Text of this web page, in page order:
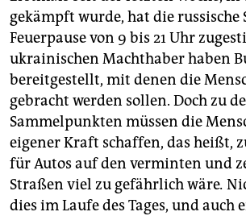
gekämpft wurde, hat die russische
Feuer­pause von 9 bis 21 Uhr
ukrai­nischen Machthaber haben
bereitgestellt, mit denen die
gebracht werden sollen. Doch zu
Sammelpunkten müssen die
eigener Kraft schaffen, das heißt,
für Autos auf den verminten und
Straßen viel zu gefährlich wäre.
dies im Laufe des Tages, und auch